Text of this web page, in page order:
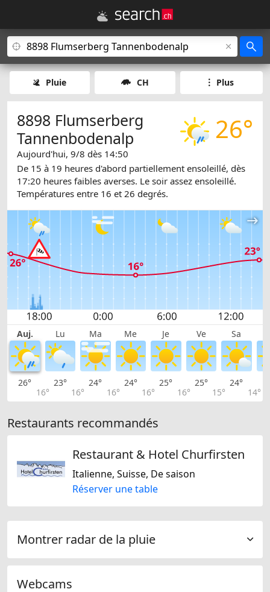
Pluie CH Plus
26°
8898 Flumserberg
Tannenbodenalp
Aujourd'hui, 9/8 dès 14:50
De 15 à 19 heures d'abord partiellement ensoleillé, dès
17:20 heures faibles averses. Le soir assez ensoleillé.
Températures entre 16 et 26 degrés.
Auj. Lu Ma Me Je Ve Sa
26°
16°
23°
16°
24°
16°
24°
16°
25°
16°
25°
15°
24°
14°
Restaurants recommandés
Restaurant & Hotel Churfirsten
Italienne, Suisse, De saison
Réserver une table
Montrer radar de la pluie
Webcams